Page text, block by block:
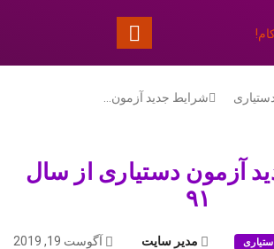
شرایط جدید آزمون…
آزمون دستیاری از سال
۹۱
مدیر سایت
آگوست 19, 2019